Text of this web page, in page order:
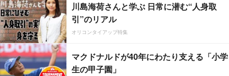
川島海荷さんと学ぶ 日常に潜む“人身取
引”のリアル
オリコンタイアップ特集
マクドナルドが40年にわたり支える「小学
生の甲子園」